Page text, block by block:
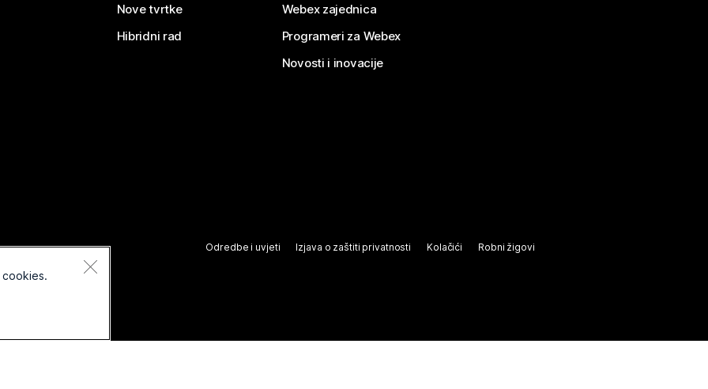
Nove tvrtke
Hibridni rad
Webex zajednica
Programeri za Webex
Novosti i inovacije
Odredbe i uvjeti Izjava o zaštiti privatnosti Kolačići Robni žigovi